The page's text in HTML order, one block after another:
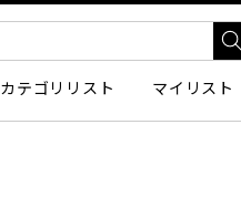
カテゴリリスト マイリスト